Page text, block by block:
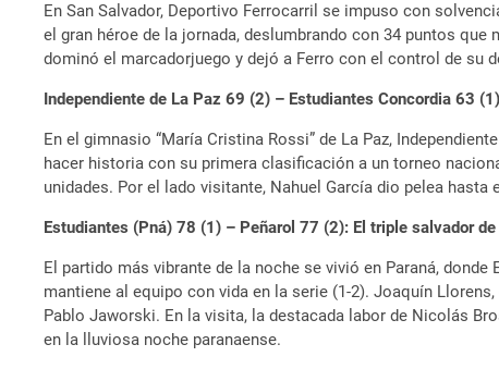
En San Salvador, Deportivo Ferrocarril se impuso con
el gran héroe de la jornada, deslumbrando con 34 puntos
dominó el marcadorjuego y dejó a Ferro con el control de su
Independiente de La Paz 69 (2) – Estudiantes Concordia 63
En el gimnasio “María Cristina Rossi” de La Paz,
hacer historia con su primera clasificación a un torneo
unidades. Por el lado visitante, Nahuel García dio pelea
Estudiantes (Pná) 78 (1) – Peñarol 77 (2): El triple salvador
El partido más vibrante de la noche se vivió en Paraná,
mantiene al equipo con vida en la serie (1-2). Joaquín
Pablo Jaworski. En la visita, la destacada labor de Nicolás
en la lluviosa noche paranaense.